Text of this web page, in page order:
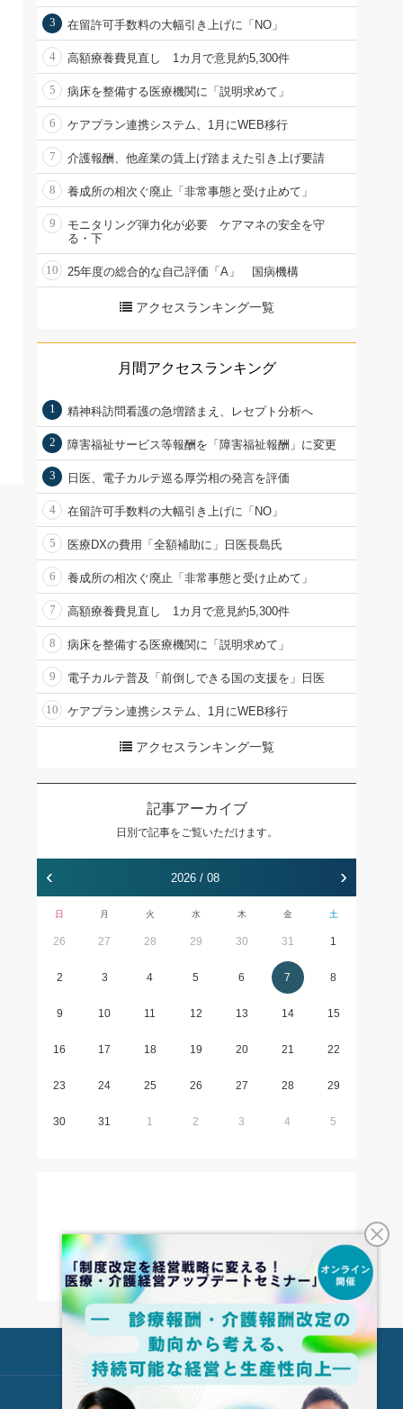
3 在留許可手数料の大幅引き上げに「NO」
4 高額療養費見直し 1カ月で意見約5,300件
5 病床を整備する医療機関に「説明求めて」
6 ケアプラン連携システム、1月にWEB移行
7 介護報酬、他産業の賃上げ踏まえた引き上げ要請
8 養成所の相次ぐ廃止「非常事態と受け止めて」
9
モニタリング弾力化が必要 ケアマネの安全を守
る・下
10 25年度の総合的な自己評価「A」 国病機構
アクセスランキング一覧
月間アクセスランキング
1 精神科訪問看護の急増踏まえ、レセプト分析へ
2 障害福祉サービス等報酬を「障害福祉報酬」に変更
3 日医、電子カルテ巡る厚労相の発言を評価
4 在留許可手数料の大幅引き上げに「NO」
5 医療DXの費用「全額補助に」日医長島氏
6 養成所の相次ぐ廃止「非常事態と受け止めて」
7 高額療養費見直し 1カ月で意見約5,300件
8 病床を整備する医療機関に「説明求めて」
9 電子カルテ普及「前倒しできる国の支援を」日医
10 ケアプラン連携システム、1月にWEB移行
アクセスランキング一覧
記事アーカイブ
日別で記事をご覧いただけます。
‹ 2026 / 08 ›
日 月 火 水 木 金 土
26 27 28 29 30 31 1
2 3 4 5 6 7 8
9 10 11 12 13 14 15
16 17 18 19 20 21 22
23 24 25 26 27 28 29
30 31 1 2 3 4 5